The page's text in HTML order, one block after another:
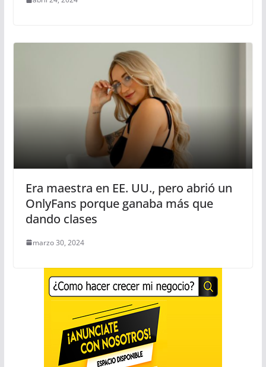
Era maestra en EE. UU., pero abrió un
OnlyFans porque ganaba más que
dando clases
marzo 30, 2024